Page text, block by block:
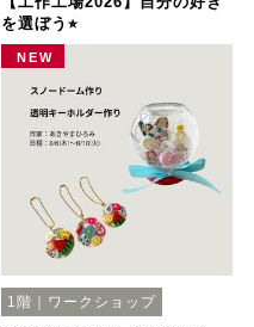
を選ぼう⭐︎
NEW
1階｜ワークショップ